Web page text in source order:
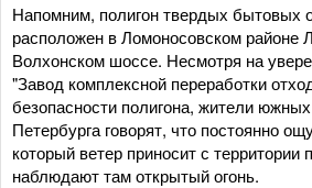
Напомним, полигон твердых
расположен в Ломоносовском районе
Волхонском шоссе. Несмотря на
"Завод комплексной переработки
безопасности полигона, жители
Петербурга говорят, что постоянно
который ветер приносит с территории
наблюдают там открытый огонь.